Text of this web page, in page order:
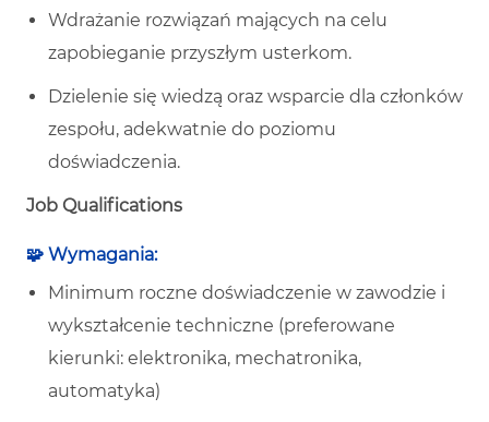
Wdrażanie rozwiązań mających na celu
zapobieganie przyszłym usterkom.
Dzielenie się wiedzą oraz wsparcie dla członków
zespołu, adekwatnie do poziomu
doświadczenia.
Job Qualifications
🧩 Wymagania:
Minimum roczne doświadczenie w zawodzie i
wykształcenie techniczne (preferowane
kierunki: elektronika, mechatronika,
automatyka)